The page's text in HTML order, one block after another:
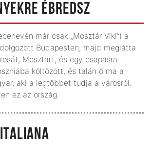
ÉBREDSZ
már csak „Mosztár Viki”) a
Budapesten, majd meglátta
Mosztárt, és egy csapásra
költözött, és talán ő ma a
aki a legtöbbet tudja a városról.
ez az ország.